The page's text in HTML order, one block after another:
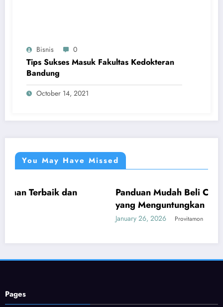
Bisnis 0
Tips Sukses Masuk Fakultas Kedokteran
Bandung
October 14, 2021
You May Have Missed
dan
Panduan Mudah Beli Cincin Berlian
yang Menguntungkan
January 26, 2026 Provitamon
Pages